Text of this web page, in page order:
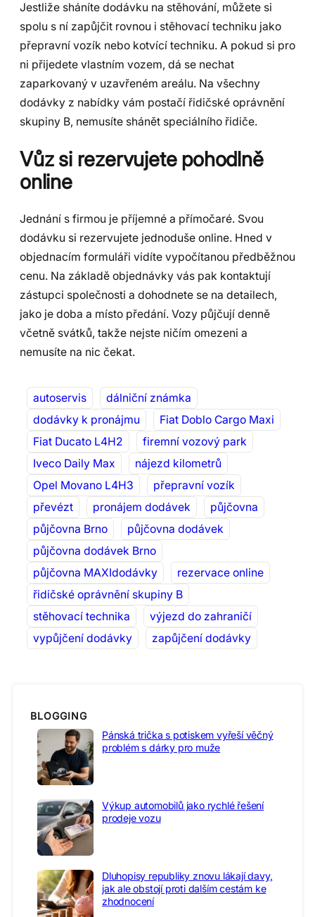
Jestliže sháníte dodávku na stěhování, můžete si
spolu s ní zapůjčit rovnou i stěhovací techniku jako
přepravní vozík nebo kotvící techniku. A pokud si pro
ni přijedete vlastním vozem, dá se nechat
zaparkovaný v uzavřeném areálu. Na všechny
dodávky z nabídky vám postačí řidičské oprávnění
skupiny B, nemusíte shánět speciálního řidiče.
Vůz si rezervujete pohodlně
online
Jednání s firmou je příjemné a přímočaré. Svou
dodávku si rezervujete jednoduše online. Hned v
objednacím formuláři vidíte vypočítanou předběžnou
cenu. Na základě objednávky vás pak kontaktují
zástupci společnosti a dohodnete se na detailech,
jako je doba a místo předání. Vozy půjčují denně
včetně svátků, takže nejste ničím omezeni a
nemusíte na nic čekat.
autoservis
dálniční známka
dodávky k pronájmu
Fiat Doblo Cargo Maxi
Fiat Ducato L4H2
firemní vozový park
Iveco Daily Max
nájezd kilometrů
Opel Movano L4H3
přepravní vozík
převézt
pronájem dodávek
půjčovna
půjčovna Brno
půjčovna dodávek
půjčovna dodávek Brno
půjčovna MAXIdodávky
rezervace online
řidičské oprávnění skupiny B
stěhovací technika
výjezd do zahraničí
vypůjčení dodávky
zapůjčení dodávky
BLOGGING
Pánská trička s potiskem vyřeší věčný
problém s dárky pro muže
Výkup automobilů jako rychlé řešení
prodeje vozu
Dluhopisy republiky znovu lákají davy,
jak ale obstojí proti dalším cestám ke
zhodnocení